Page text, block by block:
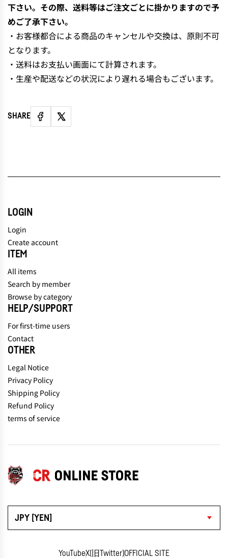
下さい。その際、送料等はご注文ごとに掛かりますので予
めご了承下さい。
・お客様都合による商品のキャンセルや交換は、原則不可
となります。
・送料はお支払い画面にて計算されます。
・生産や配送などの状況により遅れる場合もございます。
SHARE
JPY [YEN]
YouTubeX(旧Twitter)OFFICIAL SITE
LOGIN
Login
Create account
ITEM
All items
Search by member
Browse by category
HELP/SUPPORT
For first-time users
Contact
OTHER
Legal Notice
Privacy Policy
Shipping Policy
Refund Policy
terms of service